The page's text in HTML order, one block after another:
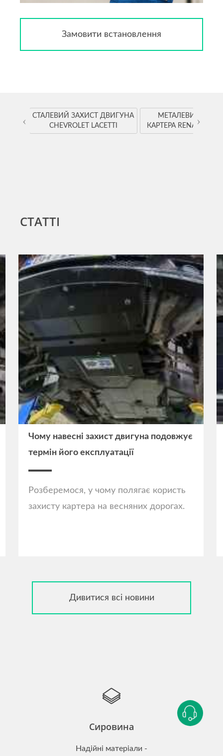
Замовити встановлення
СТАЛЕВИЙ ЗАХИСТ ДВИГУНА
CHEVROLET LACETTI
МЕТАЛЕВИЙ
КАРТЕРА RENAULT
‹ ›
СТАТТІ
Чому навесні захист двигуна подовжує
термін його експлуатації
Розберемося, у чому полягає користь
захисту картера на весняних дорогах.
Дивитися всі новини
Сировина
Надійні матеріали -